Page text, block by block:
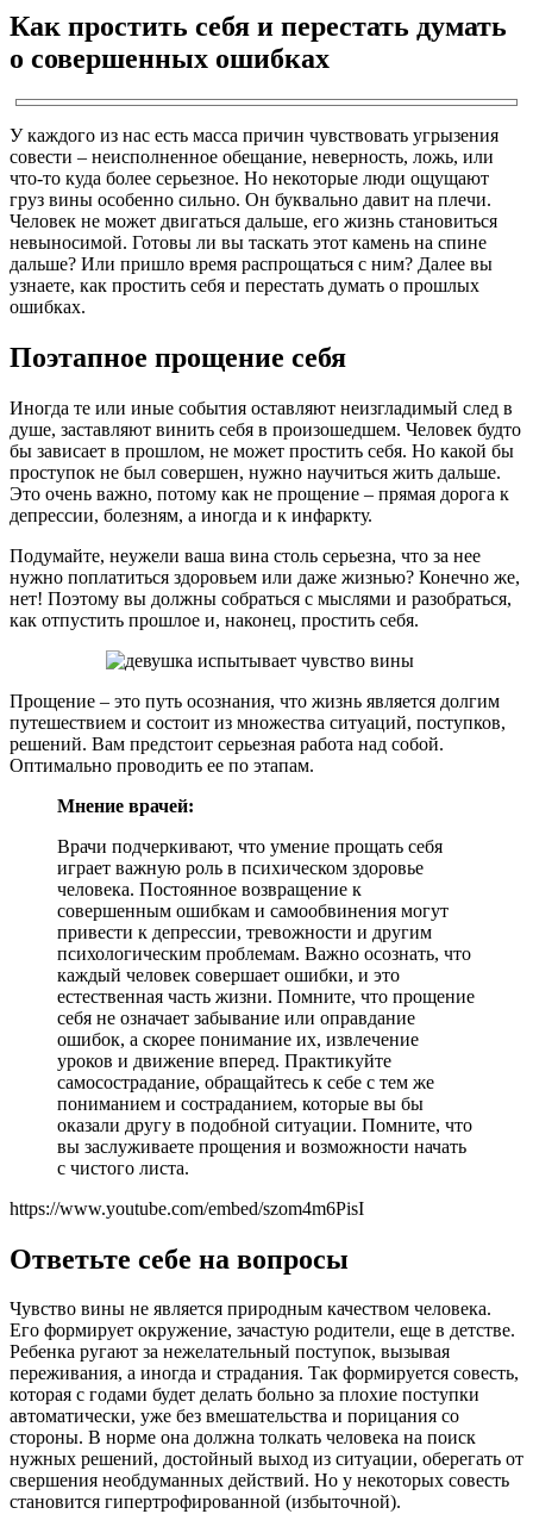
Как простить себя и перестать думать
о совершенных ошибках
У каждого из нас есть масса причин чувствовать угрызения
совести – неисполненное обещание, неверность, ложь, или
что-то куда более серьезное. Но некоторые люди ощущают
груз вины особенно сильно. Он буквально давит на плечи.
Человек не может двигаться дальше, его жизнь становиться
невыносимой. Готовы ли вы таскать этот камень на спине
дальше? Или пришло время распрощаться с ним? Далее вы
узнаете, как простить себя и перестать думать о прошлых
ошибках.
Поэтапное прощение себя
Иногда те или иные события оставляют неизгладимый след в
душе, заставляют винить себя в произошедшем. Человек будто
бы зависает в прошлом, не может простить себя. Но какой бы
проступок не был совершен, нужно научиться жить дальше.
Это очень важно, потому как не прощение – прямая дорога к
депрессии, болезням, а иногда и к инфаркту.
Подумайте, неужели ваша вина столь серьезна, что за нее
нужно поплатиться здоровьем или даже жизнью? Конечно же,
нет! Поэтому вы должны собраться с мыслями и разобраться,
как отпустить прошлое и, наконец, простить себя.
Прощение – это путь осознания, что жизнь является долгим
путешествием и состоит из множества ситуаций, поступков,
решений. Вам предстоит серьезная работа над собой.
Оптимально проводить ее по этапам.
Мнение врачей:
Врачи подчеркивают, что умение прощать себя
играет важную роль в психическом здоровье
человека. Постоянное возвращение к
совершенным ошибкам и самообвинения могут
привести к депрессии, тревожности и другим
психологическим проблемам. Важно осознать, что
каждый человек совершает ошибки, и это
естественная часть жизни. Помните, что прощение
себя не означает забывание или оправдание
ошибок, а скорее понимание их, извлечение
уроков и движение вперед. Практикуйте
самосострадание, обращайтесь к себе с тем же
пониманием и состраданием, которые вы бы
оказали другу в подобной ситуации. Помните, что
вы заслуживаете прощения и возможности начать
с чистого листа.
https://www.youtube.com/embed/szom4m6PisI
Ответьте себе на вопросы
Чувство вины не является природным качеством человека.
Его формирует окружение, зачастую родители, еще в детстве.
Ребенка ругают за нежелательный поступок, вызывая
переживания, а иногда и страдания. Так формируется совесть,
которая с годами будет делать больно за плохие поступки
автоматически, уже без вмешательства и порицания со
стороны. В норме она должна толкать человека на поиск
нужных решений, достойный выход из ситуации, оберегать от
свершения необдуманных действий. Но у некоторых совесть
становится гипертрофированной (избыточной).